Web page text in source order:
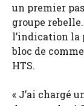
un premier
groupe
l’indication la
bloc de
HTS.
« J’ai chargé